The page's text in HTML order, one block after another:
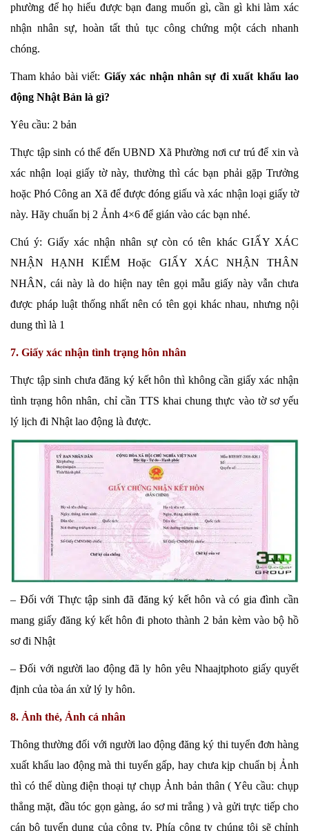
phường để họ hiểu được bạn đang muốn gì, cần gì khi làm xác
nhận nhân sự, hoàn tất thủ tục công chứng một cách nhanh
chóng.
Tham khảo bài viết: Giấy xác nhận nhân sự đi xuất khẩu lao
động Nhật Bản là gì?
Yêu cầu: 2 bản
Thực tập sinh có thể đến UBND Xã Phường nơi cư trú để xin và
xác nhận loại giấy tờ này, thường thì các bạn phải gặp Trưởng
hoặc Phó Công an Xã để được đóng giấu và xác nhận loại giấy tờ
này. Hãy chuẩn bị 2 Ảnh 4×6 để gián vào các bạn nhé.
Chú ý: Giấy xác nhận nhân sự còn có tên khác GIẤY XÁC
NHẬN HẠNH KIỂM Hoặc GIẤY XÁC NHẬN THÂN
NHÂN, cái này là do hiện nay tên gọi mẫu giấy này vẫn chưa
được pháp luật thống nhất nên có tên gọi khác nhau, nhưng nội
dung thì là 1
7. Giấy xác nhận tình trạng hôn nhân
Thực tập sinh chưa đăng ký kết hôn thì không cần giấy xác nhận
tình trạng hôn nhân, chỉ cần TTS khai chung thực vào tờ sơ yếu
lý lịch đi Nhật lao động là được.
– Đối với Thực tập sinh đã đăng ký kết hôn và có gia đình cần
mang giấy đăng ký kết hôn đi photo thành 2 bản kèm vào bộ hồ
sơ đi Nhật
– Đối với người lao động đã ly hôn yêu Nhaajtphoto giấy quyết
định của tòa án xử lý ly hôn.
8. Ảnh thẻ, Ảnh cá nhân
Thông thường đối với người lao động đăng ký thi tuyển đơn hàng
xuất khẩu lao động mà thi tuyển gấp, hay chưa kịp chuẩn bị Ảnh
thì có thể dùng điện thoại tự chụp Ảnh bản thân ( Yêu cầu: chụp
thẳng mặt, đầu tóc gọn gàng, áo sơ mi trắng ) và gửi trực tiếp cho
cán bộ tuyển dụng của công ty, Phía công ty chúng tôi sẽ chỉnh